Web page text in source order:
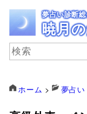
夢占い診断
暁月
ホーム > 夢占い